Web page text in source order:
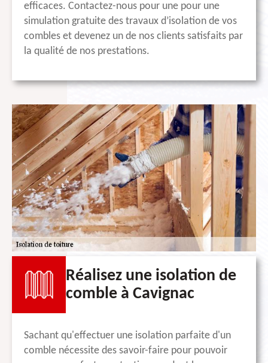
efficaces. Contactez-nous pour une pour une
simulation gratuite des travaux d’isolation de vos
combles et devenez un de nos clients satisfaits par
la qualité de nos prestations.
Réalisez une isolation de
comble à Cavignac
Sachant qu'effectuer une isolation parfaite d'un
comble nécessite des savoir-faire pour pouvoir